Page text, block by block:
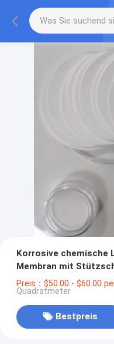
Korrosive chemische
Membran mit
Preis：$50.00 - $60.00
Quadratmeter
Bestpreis